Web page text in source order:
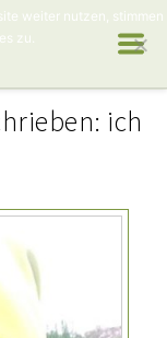
ich
weiter nutzen, stimmen
zu.